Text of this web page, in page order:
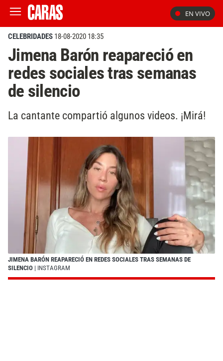
EN VIVO
CELEBRIDADES 18-08-2020 18:35
Jimena Barón reapareció en
redes sociales tras semanas
de silencio
La cantante compartió algunos videos. ¡Mirá!
JIMENA BARÓN REAPARECIÓ EN REDES SOCIALES TRAS SEMANAS DE
SILENCIO | INSTAGRAM